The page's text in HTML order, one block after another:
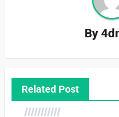
By
Related Post